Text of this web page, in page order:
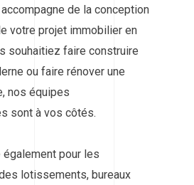
de la conception
votre projet immobilier en
souhaitiez faire construire
ou faire rénover une
nos équipes
sont à vos côtés.
pour les
lotissements, bureaux